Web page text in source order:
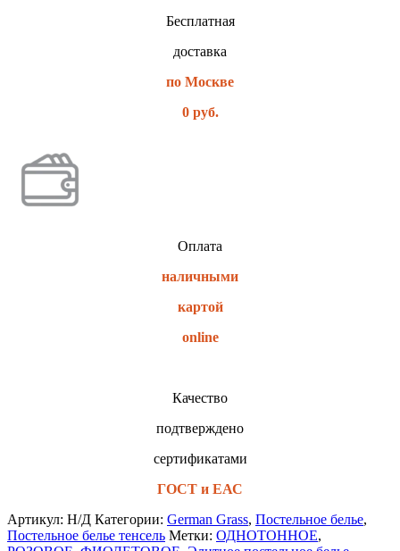
Бесплатная
доставка
по Москве
0 руб.
Оплата
наличными
картой
online
Качество
подтверждено
сертификатами
ГОСТ и ЕАС
Артикул: Н/Д Категории: German Grass, Постельное белье,
Постельное белье тенсель Метки: ОДНОТОННОЕ,